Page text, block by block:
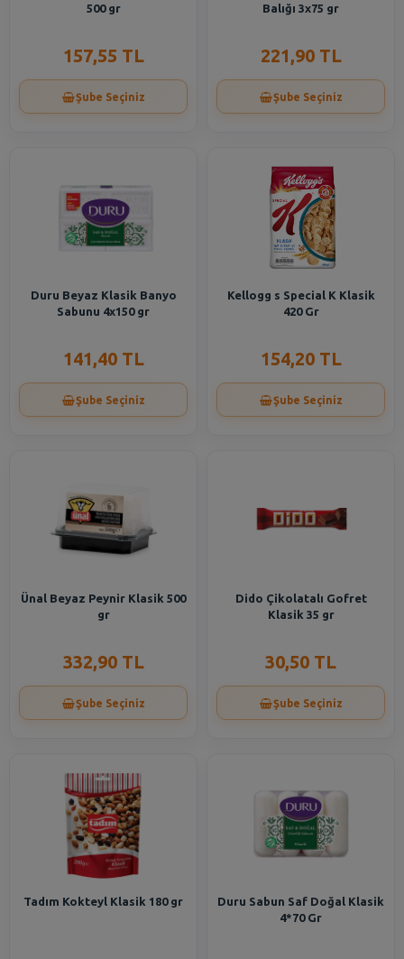
500 gr
157,55 TL
Şube Seçiniz
Balığı 3x75 gr
221,90 TL
Şube Seçiniz
Duru Beyaz Klasik Banyo
Sabunu 4x150 gr
141,40 TL
Şube Seçiniz
Kellogg s Special K Klasik
420 Gr
154,20 TL
Şube Seçiniz
Ünal Beyaz Peynir Klasik 500
gr
332,90 TL
Şube Seçiniz
Dido Çikolatalı Gofret
Klasik 35 gr
30,50 TL
Şube Seçiniz
Tadım Kokteyl Klasik 180 gr
Duru Sabun Saf Doğal Klasik
4*70 Gr